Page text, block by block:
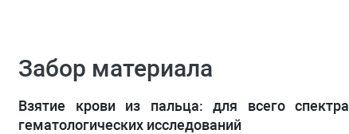
Забор материала
Взятие крови из пальца: для всего спектра
гематологических исследований